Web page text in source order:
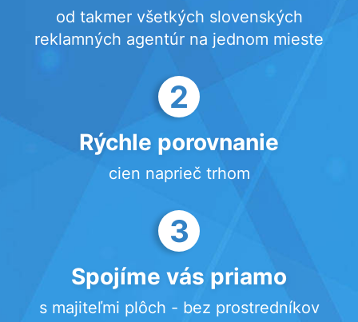
od takmer všetkých slovenských
reklamných agentúr na jednom mieste
2
Rýchle porovnanie
cien naprieč trhom
3
Spojíme vás priamo
s majiteľmi plôch - bez prostredníkov